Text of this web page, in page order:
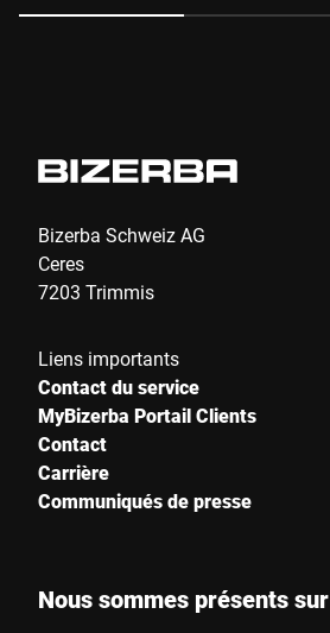
Bizerba Schweiz AG
Ceres
7203 Trimmis
Liens importants
Contact du service
MyBizerba Portail Clients
Contact
Carrière
Communiqués de presse
Nous sommes présents sur